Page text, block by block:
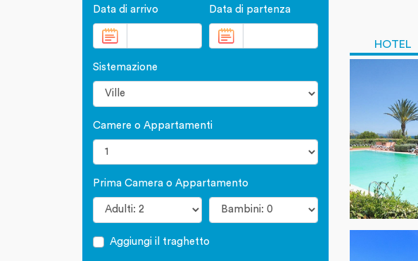
Data di arrivo Data di partenza
Sistemazione
Camere o Appartamenti
Prima Camera o Appartamento
Aggiungi il traghetto
HOTEL